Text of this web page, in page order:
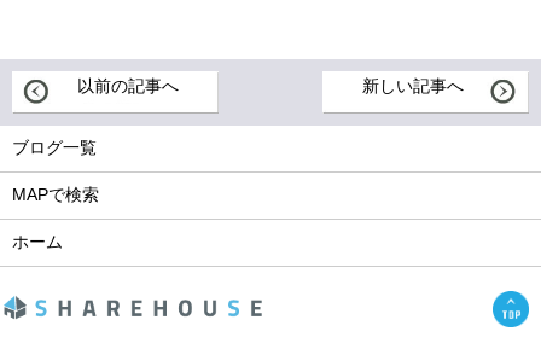
以前の記事へ 新しい記事へ
ブログ一覧
MAPで検索
ホーム